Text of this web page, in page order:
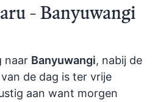
- Banyuwangi
naar Banyuwangi, nabij de
de dag is ter vrije
aan want morgen